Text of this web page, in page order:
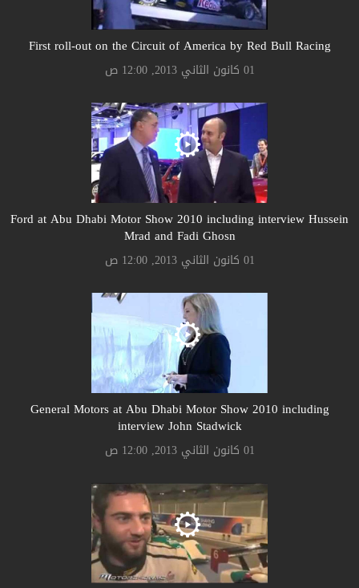
First roll-out on the Circuit of America by Red Bull Racing
01 كانون الثاني 2013, 12:00 ص
Ford at Abu Dhabi Motor Show 2010 including interview Hussein
Mrad and Fadi Ghosn
01 كانون الثاني 2013, 12:00 ص
General Motors at Abu Dhabi Motor Show 2010 including
interview John Stadwick
01 كانون الثاني 2013, 12:00 ص